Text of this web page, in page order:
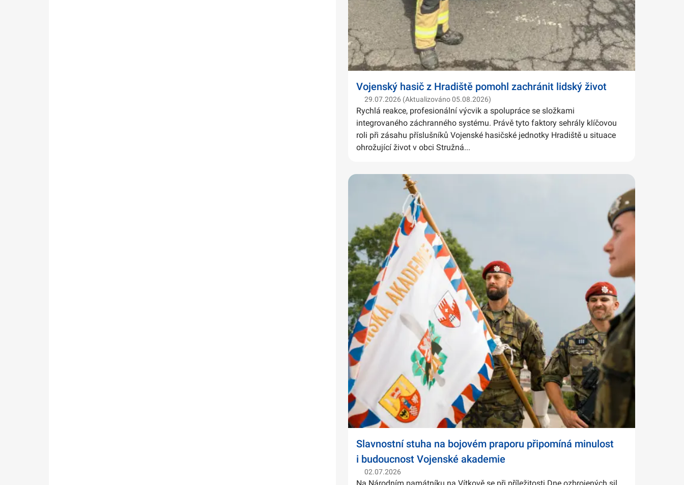
Vojenský hasič z Hradiště pomohl zachránit lidský život
29.07.2026 (Aktualizováno 05.08.2026)
Rychlá reakce, profesionální výcvik a spolupráce se složkami
integrovaného záchranného systému. Právě tyto faktory sehrály klíčovou
roli při zásahu příslušníků Vojenské hasičské jednotky Hradiště u situace
ohrožující život v obci Stružná...
Slavnostní stuha na bojovém praporu připomíná minulost
i budoucnost Vojenské akademie
02.07.2026